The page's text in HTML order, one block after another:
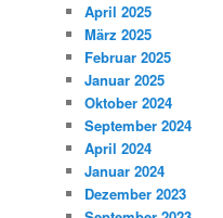
April 2025
März 2025
Februar 2025
Januar 2025
Oktober 2024
September 2024
April 2024
Januar 2024
Dezember 2023